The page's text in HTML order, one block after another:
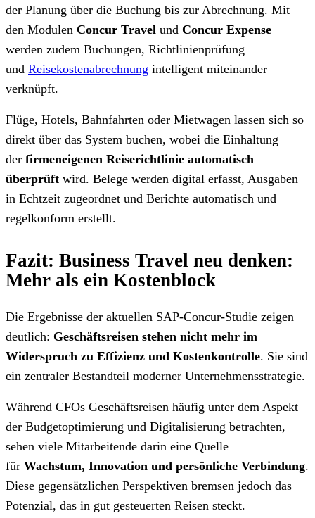
der Planung über die Buchung bis zur Abrechnung. Mit
den Modulen Concur Travel und Concur Expense
werden zudem Buchungen, Richtlinienprüfung
und Reisekostenabrechnung intelligent miteinander
verknüpft.
Flüge, Hotels, Bahnfahrten oder Mietwagen lassen sich so
direkt über das System buchen, wobei die Einhaltung
der firmeneigenen Reiserichtlinie automatisch
überprüft wird. Belege werden digital erfasst, Ausgaben
in Echtzeit zugeordnet und Berichte automatisch und
regelkonform erstellt.
Fazit: Business Travel neu denken:
Mehr als ein Kostenblock
Die Ergebnisse der aktuellen SAP-Concur-Studie zeigen
deutlich: Geschäftsreisen stehen nicht mehr im
Widerspruch zu Effizienz und Kostenkontrolle. Sie sind
ein zentraler Bestandteil moderner Unternehmensstrategie.
Während CFOs Geschäftsreisen häufig unter dem Aspekt
der Budgetoptimierung und Digitalisierung betrachten,
sehen viele Mitarbeitende darin eine Quelle
für Wachstum, Innovation und persönliche Verbindung.
Diese gegensätzlichen Perspektiven bremsen jedoch das
Potenzial, das in gut gesteuerten Reisen steckt.